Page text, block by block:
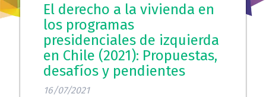
El derecho a la vivienda en
los programas
presidenciales de izquierda
en Chile (2021): Propuestas,
desafíos y pendientes
16/07/2021